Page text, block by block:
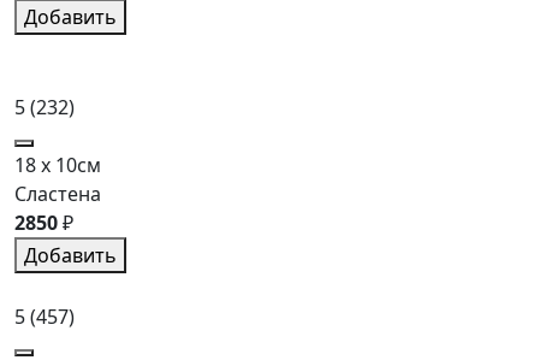
Добавить
5(232)
18 x 10см
Сластена
2850₽
Добавить
5(457)